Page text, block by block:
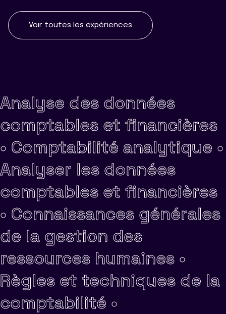
Voir toutes les expériences
Analyse des données
comptables et financières
• Comptabilité analytique •
Analyser les données
comptables et financières
• Connaissances générales
de la gestion des
ressources humaines •
Règles et techniques de la
comptabilité •